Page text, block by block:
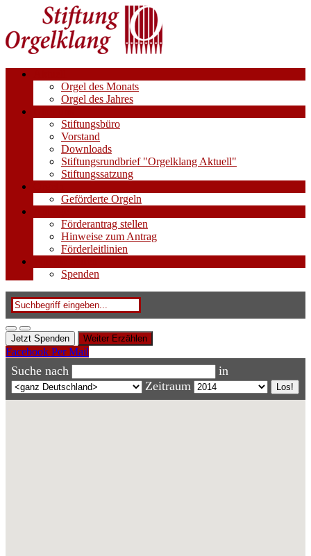
Orgel des Monats
Orgel des Jahres
Stiftungsbüro
Vorstand
Downloads
Stiftungsrundbrief "Orgelklang Aktuell"
Stiftungssatzung
Geförderte Orgeln
Förderantrag stellen
Hinweise zum Antrag
Förderleitlinien
Spenden
Jetzt Spenden Weiter Erzählen
Facebook Per Mail
Suche nach
in
Zeitraum